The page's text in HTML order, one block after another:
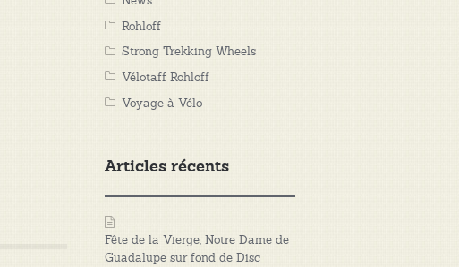
Rohloff
Strong Trekking Wheels
Vélotaff Rohloff
Voyage à Vélo
Articles récents
Fête de la Vierge, Notre Dame de
Guadalupe sur fond de Disc